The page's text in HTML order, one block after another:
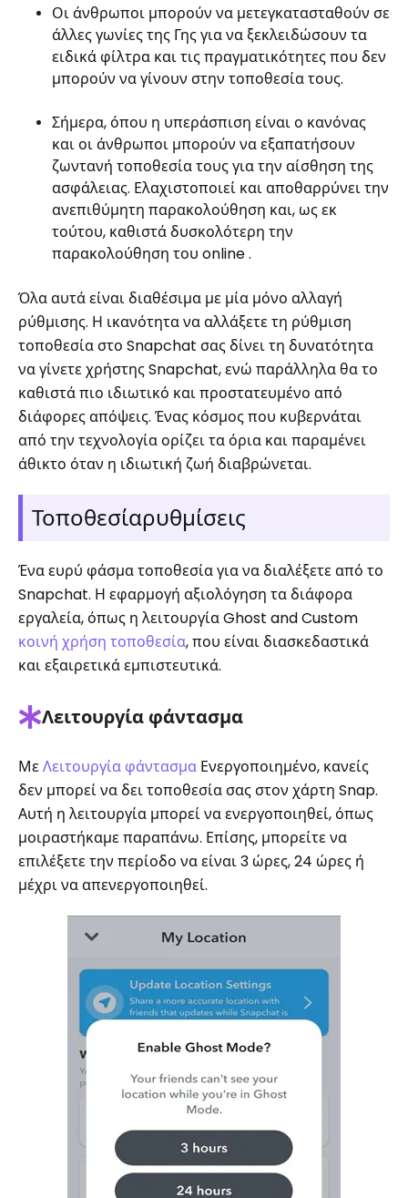
Οι άνθρωποι μπορούν να μετεγκατασταθούν σε
άλλες γωνίες της Γης για να ξεκλειδώσουν τα
ειδικά φίλτρα και τις πραγματικότητες που δεν
μπορούν να γίνουν στην τοποθεσία τους.
Σήμερα, όπου η υπεράσπιση είναι ο κανόνας
και οι άνθρωποι μπορούν να εξαπατήσουν
ζωντανή τοποθεσία τους για την αίσθηση της
ασφάλειας. Ελαχιστοποιεί και αποθαρρύνει την
ανεπιθύμητη παρακολούθηση και, ως εκ
τούτου, καθιστά δυσκολότερη την
παρακολούθηση του online .
Όλα αυτά είναι διαθέσιμα με μία μόνο αλλαγή
ρύθμισης. Η ικανότητα να αλλάξετε τη ρύθμιση
τοποθεσία στο Snapchat σας δίνει τη δυνατότητα
να γίνετε χρήστης Snapchat, ενώ παράλληλα θα το
καθιστά πιο ιδιωτικό και προστατευμένο από
διάφορες απόψεις. Ένας κόσμος που κυβερνάται
από την τεχνολογία ορίζει τα όρια και παραμένει
άθικτο όταν η ιδιωτική ζωή διαβρώνεται.
Τοποθεσίαρυθμίσεις
Ένα ευρύ φάσμα τοποθεσία για να διαλέξετε από το
Snapchat. Η εφαρμογή αξιολόγηση τα διάφορα
εργαλεία, όπως η λειτουργία Ghost and Custom
κοινή χρήση τοποθεσία, που είναι διασκεδαστικά
και εξαιρετικά εμπιστευτικά.
Λειτουργία φάντασμα
ΜεΛειτουργία φάντασμα Ενεργοποιημένο, κανείς
δεν μπορεί να δει τοποθεσία σας στον χάρτη Snap.
Αυτή η λειτουργία μπορεί να ενεργοποιηθεί, όπως
μοιραστήκαμε παραπάνω. Επίσης, μπορείτε να
επιλέξετε την περίοδο να είναι 3 ώρες, 24 ώρες ή
μέχρι να απενεργοποιηθεί.